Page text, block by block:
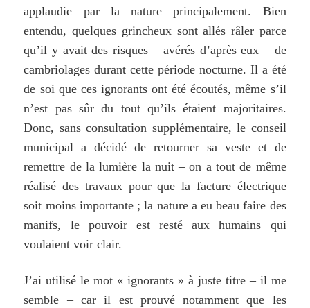
applaudie par la nature principalement. Bien
entendu, quelques grincheux sont allés râler parce
qu’il y avait des risques – avérés d’après eux – de
cambriolages durant cette période nocturne. Il a été
de soi queces ignorants ont été écoutés, même s’il
n’est pas sûr du tout qu’ils étaient majoritaires.
Donc, sans consultation supplémentaire, le conseil
municipal a décidé de retourner sa veste et de
remettre de la lumière la nuit – on a tout de même
réalisé des travaux pour que la facture électrique
soit moins importante ; la nature a eu beau faire des
manifs, le pouvoir est resté aux humains qui
voulaient voir clair.
J’ai utilisé le mot « ignorants » à juste titre – il me
semble – car il est prouvé notamment que les